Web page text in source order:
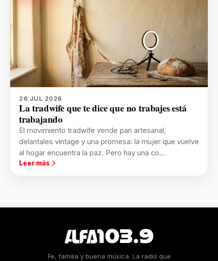
26 JUL 2026
La tradwife que te dice que no trabajes está
trabajando
El movimiento tradwife vende pan artesanal,
delantales vintage y una promesa: la mujer que vuelve
al hogar encuentra la paz. Pero hay una co...
Leer más
Fe, familia y buena música. La radio que